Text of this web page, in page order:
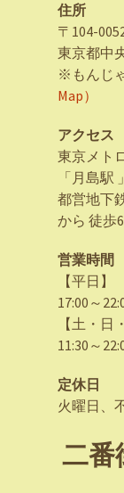
住所
〒104-
東京都中
※もんじ
Map）
アクセス
東京メト
「月島駅
都営地下
から 徒歩
営業時間
【平日】
17:00～
【土・日
11:30～
定休日
火曜日、
二番